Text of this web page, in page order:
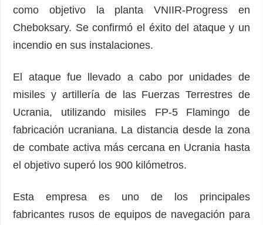
como objetivo la planta VNIIR-Progress en
Cheboksary. Se confirmó el éxito del ataque y un
incendio en sus instalaciones.
El ataque fue llevado a cabo por unidades de
misiles y artillería de las Fuerzas Terrestres de
Ucrania, utilizando misiles FP-5 Flamingo de
fabricación ucraniana. La distancia desde la zona
de combate activa más cercana en Ucrania hasta
el objetivo superó los 900 kilómetros.
Esta empresa es uno de los principales
fabricantes rusos de equipos de navegación para